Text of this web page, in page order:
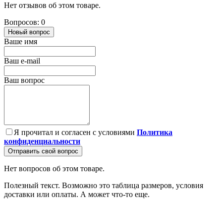
Нет отзывов об этом товаре.
Вопросов: 0
Новый вопрос
Ваше имя
Ваш e-mail
Ваш вопрос
Я прочитал и согласен с условиями Политика
конфиденциальности
Отправить свой вопрос
Нет вопросов об этом товаре.
Полезный текст. Возможно это таблица размеров, условия
доставки или оплаты. А может что-то еще.